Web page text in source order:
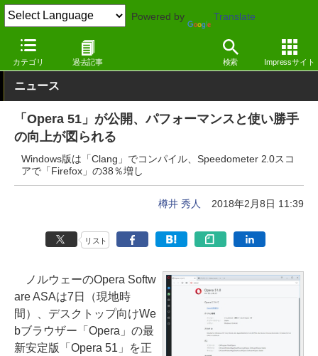
Powered by Translate
カテゴリ 過去記事 検索 Impressサイト
窓の杜 インターネット Windows
ニュース
「Opera 51」が公開、パフォーマンスと使い勝手
の向上が図られる
Windows版は「Clang」でコンパイル、Speedometer 2.0スコ
アで「Firefox」の38％増し
樽井 秀人 2018年2月8日 11:39
リスト
ノルウェーのOpera Softw
are ASAは7日（現地時
間）、デスクトップ向けWe
bブラウザー「Opera」の最
新安定版「Opera 51」を正